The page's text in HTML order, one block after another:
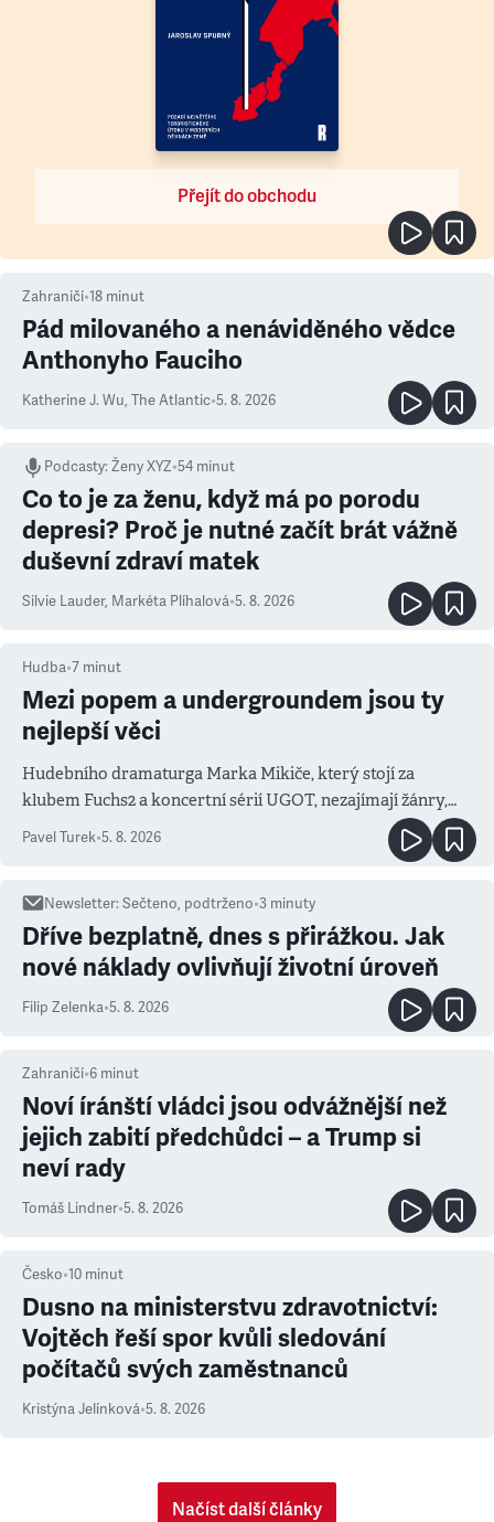
Přejít do obchodu
Zahraničí•18 minut
Pád milovaného a nenáviděného vědce
Anthonyho Fauciho
Katherine J. Wu, The Atlantic•5. 8. 2026
Podcasty:Ženy XYZ•54 minut
Co to je za ženu, když má po porodu
depresi? Proč je nutné začít brát vážně
duševní zdraví matek
Silvie Lauder, Markéta Plíhalová•5. 8. 2026
Hudba•7 minut
Mezi popem a undergroundem jsou ty
nejlepší věci
Hudebního dramaturga Marka Mikiče, který stojí za
klubem Fuchs2 a koncertní sérií UGOT, nezajímají žánry,
ale atmosféra
Pavel Turek•5. 8. 2026
Newsletter:Sečteno, podtrženo•3 minuty
Dříve bezplatně, dnes s přirážkou. Jak
nové náklady ovlivňují životní úroveň
Filip Zelenka•5. 8. 2026
Zahraničí•6 minut
Noví íránští vládci jsou odvážnější než
jejich zabití předchůdci – a Trump si
neví rady
Tomáš Lindner•5. 8. 2026
Česko•10 minut
Dusno na ministerstvu zdravotnictví:
Vojtěch řeší spor kvůli sledování
počítačů svých zaměstnanců
Kristýna Jelínková•5. 8. 2026
Načíst další články